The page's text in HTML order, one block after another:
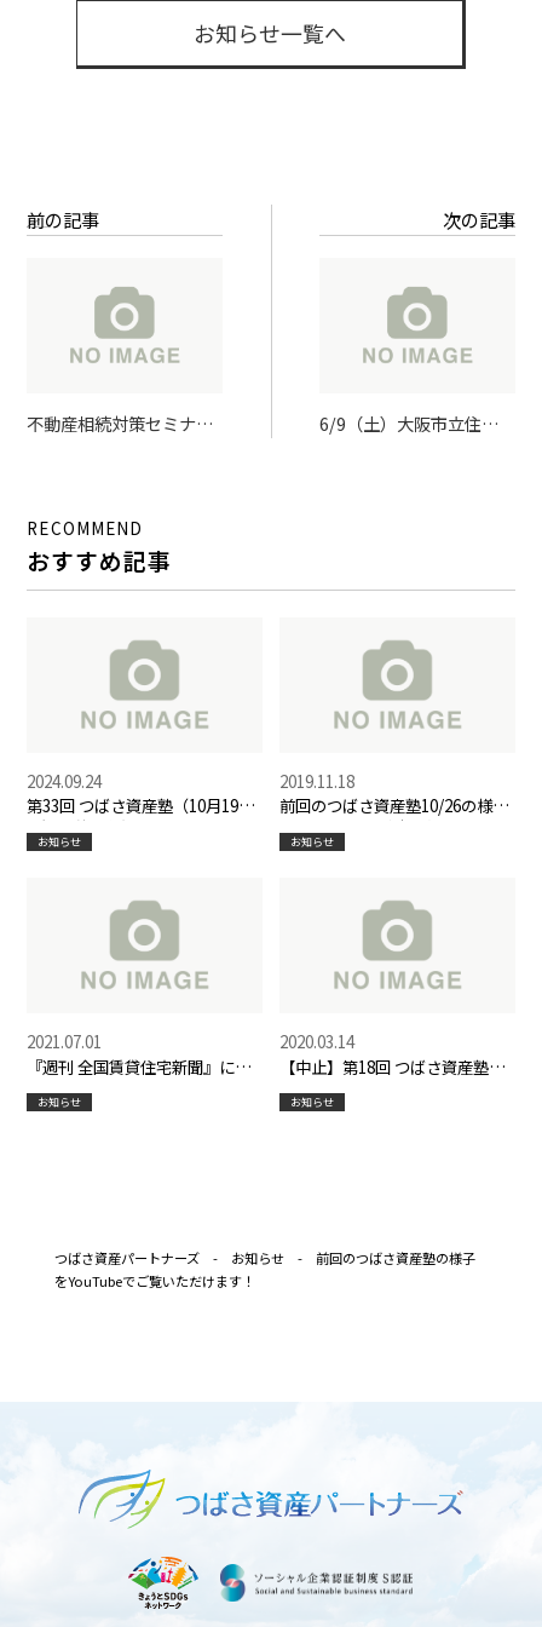
お知らせ一覧へ
前の記事
不動産相続対策セミナー
次の記事
6/9（土）大阪市立住ま
RECOMMEND
おすすめ記事
第33回 つばさ資産塾（10月19
日）開催のお知らせ
2024.09.24
お知らせ
前回のつばさ資産塾10/26の様子
をYouTubeでご覧いただけま
す！
2019.11.18
お知らせ
『週刊 全国賃貸住宅新聞』に弊
社が取り上げられました
2021.07.01
お知らせ
【中止】第18回 つばさ資産塾（4
月18日）開催
2020.03.14
お知らせ
つばさ資産パートナーズ- お知らせ- 前回のつばさ資産塾の様子
をYouTubeでご覧いただけます！